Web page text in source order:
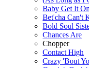
Baby Get It On
Bet'cha Can't
Bold Soul
Chances Are
Chopper
Contact High
Crazy 'Bout